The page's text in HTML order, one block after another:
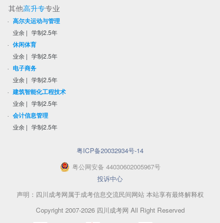
其他高升专专业
· 高尔夫运动与管理
业余 | 学制2.5年
· 休闲体育
业余 | 学制2.5年
· 电子商务
业余 | 学制2.5年
· 建筑智能化工程技术
业余 | 学制2.5年
· 会计信息管理
业余 | 学制2.5年
粤ICP备20032934号-14
粤公网安备 44030602005967号
投诉中心
声明：四川成考网属于成考信息交流民间网站 本站享有最终解释权
Copyright 2007-2026 四川成考网 All Right Reserved